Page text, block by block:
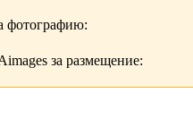
фотографию:
за размещение: